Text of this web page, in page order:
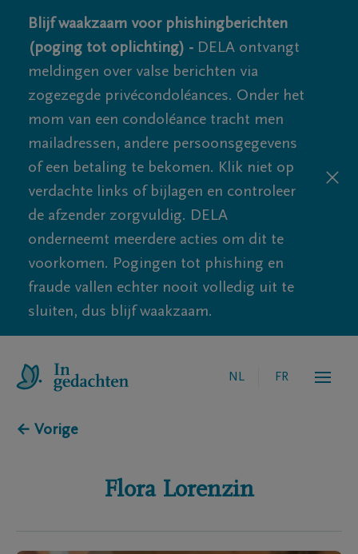
Blijf waakzaam voor phishingberichten
(poging tot oplichting) - DELA ontvangt
meldingen over valse berichten via
zogezegde privécondoléances. Onder het
mom van een condoléance tracht men
mailadressen, andere persoonsgegevens
of een betaling te bekomen. Klik niet op
verdachte links of bijlagen en controleer
de afzender zorgvuldig. DELA
onderneemt meerdere acties om dit te
voorkomen. Pogingen tot phishing en
fraude vallen echter nooit volledig uit te
sluiten, dus blijf waakzaam.
NL FR
← Vorige
Flora Lorenzin